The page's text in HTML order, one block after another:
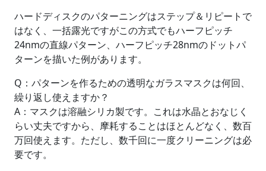
ハードディスクのパターニングはステップ＆リピートで
はなく、一括露光ですがこの方式でもハーフピッチ
24nmの直線パターン、ハーフピッチ28nmのドットパ
ターンを描いた例があります。
Q：パターンを作るための透明なガラスマスクは何回、
繰り返し使えますか？
A：マスクは溶融シリカ製です。これは水晶とおなじく
らい丈夫ですから、摩耗することはほとんどなく、数百
万回使えます。ただし、数千回に一度クリーニングは必
要です。